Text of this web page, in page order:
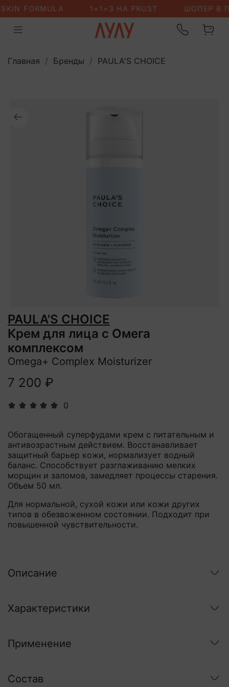
Главная Бренды PAULA'S CHOICE
0
PAULA'S CHOICE
Крем для лица с Омега
комплексом
Omega+ Complex Moisturizer
7 200 ₽
Обогащенный суперфудами крем с питательным и
антивозрастным действием. Восстанавливает
защитный барьер кожи, нормализует водный
баланс. Способствует разглаживанию мелких
морщин и заломов, замедляет процессы старения.
Объем 50 мл.
Для нормальной, сухой кожи или кожи других
типов в обезвоженном состоянии. Подходит при
повышенной чувствительности.
Описание
Характеристики
Применение
Состав